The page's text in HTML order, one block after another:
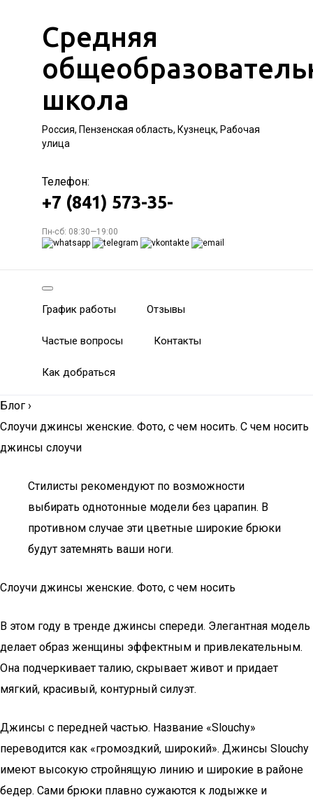
Средняя
школа
Россия, Пензенская область, Кузнецк, Рабочая
улица
Телефон:
+7 (841) 573-35-
Пн-сб: 08:30—19:00
График работы Отзывы
Частые вопросы Контакты
Как добраться
Блог ›
Слоучи джинсы женские. Фото, с чем носить. С чем носить
джинсы слоучи
Стилисты рекомендуют по возможности
выбирать однотонные модели без царапин. В
противном случае эти цветные широкие брюки
будут затемнять ваши ноги.
Слоучи джинсы женские. Фото, с чем носить
В этом году в тренде джинсы спереди. Элегантная модель
делает образ женщины эффектным и привлекательным.
Она подчеркивает талию, скрывает живот и придает
мягкий, красивый, контурный силуэт.
Джинсы с передней частью. Название «Slouchy»
переводится как «громоздкий, широкий». Джинсы Slouchy
имеют высокую стройнящую линию и широкие в районе
бедер. Сами брюки плавно сужаются к лодыжке и